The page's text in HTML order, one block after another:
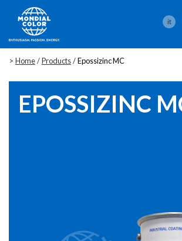
it
> Home/Products/Epossizinc MC
EPOSSIZINC